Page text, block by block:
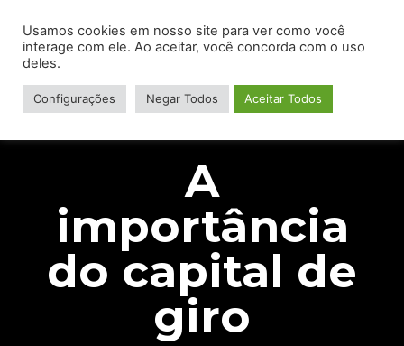
A
importância
do capital de
giro
Usamos cookies em nosso site para ver como você
interage com ele. Ao aceitar, você concorda com o uso
deles.
Configurações Negar Todos Aceitar Todos